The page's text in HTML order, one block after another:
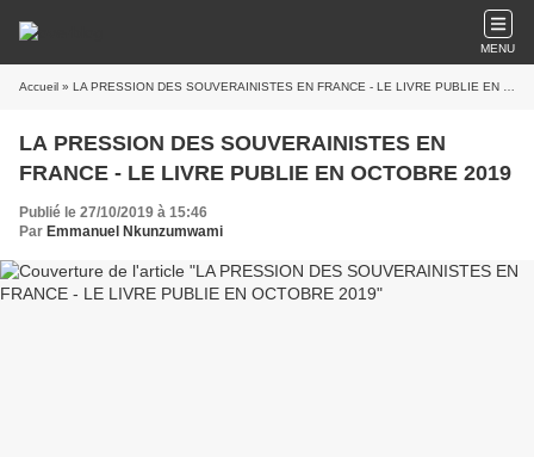
MENU
Accueil » LA PRESSION DES SOUVERAINISTES EN FRANCE - LE LIVRE PUBLIE EN OCTOBRE 2019
LA PRESSION DES SOUVERAINISTES EN
FRANCE - LE LIVRE PUBLIE EN OCTOBRE 2019
Publié le 27/10/2019 à 15:46
Par Emmanuel Nkunzumwami